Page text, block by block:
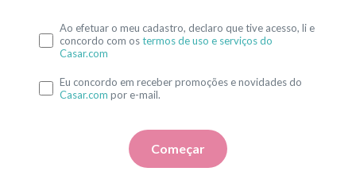
Ao efetuar o meu cadastro, declaro que tive acesso, li e
concordo com ostermos de uso e serviços do
Casar.com
Eu concordo em receber promoções e novidades do
Casar.com por e-mail.
Começar